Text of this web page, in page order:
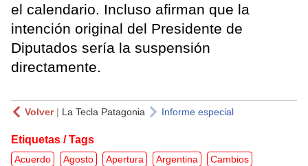
el calendario. Incluso afirman que la
intención original del Presidente de
Diputados sería la suspensión
directamente.
Volver| La Tecla Patagonia Informe especial
Etiquetas / Tags
Acuerdo Agosto Apertura Argentina
Cambios